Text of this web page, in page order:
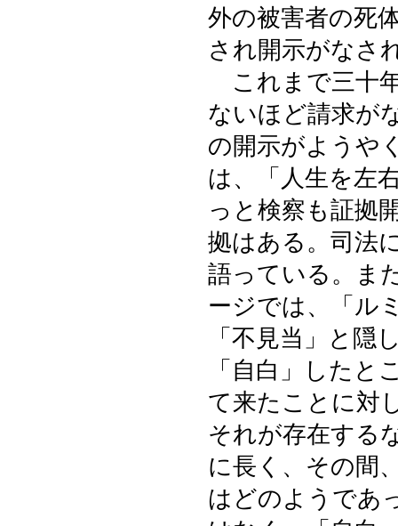
外の被害者の死
され開示がなさ
これまで三十
ないほど請求が
の開示がようや
は、「人生を左
っと検察も証拠
拠はある。司法
語っている。ま
ージでは、「ル
「不見当」と隠
「自白」したと
て来たことに対
それが存在する
に長く、その間
はどのようであ